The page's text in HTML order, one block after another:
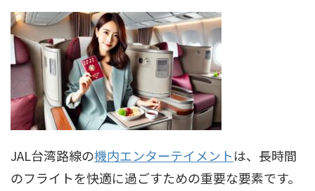
JAL台湾路線の機内エンターテイメントは、長時間
のフライトを快適に過ごすための重要な要素です。